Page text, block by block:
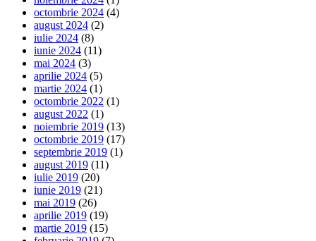
octombrie 2024 (4)
august 2024 (2)
iulie 2024 (8)
iunie 2024 (11)
mai 2024 (3)
aprilie 2024 (5)
martie 2024 (1)
octombrie 2022 (1)
august 2022 (1)
noiembrie 2019 (13)
octombrie 2019 (17)
septembrie 2019 (1)
august 2019 (11)
iulie 2019 (20)
iunie 2019 (21)
mai 2019 (26)
aprilie 2019 (19)
martie 2019 (15)